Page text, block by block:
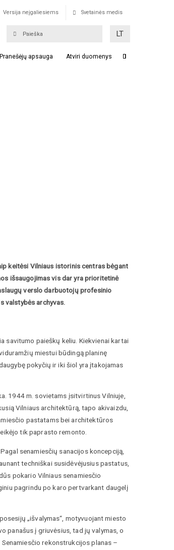
Versija neįgaliesiems Svetainės medis
LT
Pranešėjų apsauga Atviri duomenys
keitėsi Vilniaus istorinis centras bėgant
išsaugojimas vis dar yra prioritetinė
verslo darbuotojų profesinio
valstybės archyvas.
savitumo paieškų keliu. Kiekvienai kartai
miestui būdingą planinę
pokyčių ir iki šiol yra įtakojamas
1944 m. sovietams įsitvirtinus Vilniuje,
Vilniaus architektūrą, tapo akivaizdu,
pastatams bei architektūros
tik paprasto remonto.
senamiesčių sanacijos koncepciją,
techniškai susidėvėjusius pastatus,
pokario Vilniaus senamiesčio
pagrindu po karo pertvarkant daugelį
„išvalymas“, motyvuojant miesto
panašus į griuvėsius, tad jų valymas, o
rekonstrukcijos planas –